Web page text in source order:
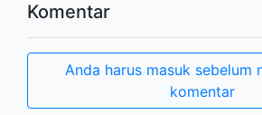
Komentar
Anda harus masuk sebelum
komentar